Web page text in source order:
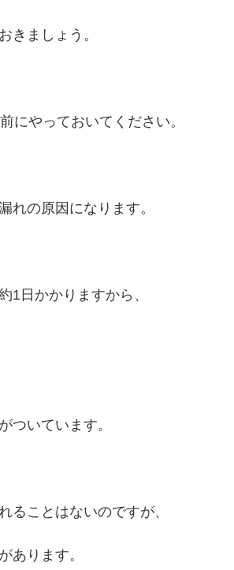
きましょう。
にやっておいてください。
れの原因になります。
1日かかりますから、
ついています。
ることはないのですが、
あります。